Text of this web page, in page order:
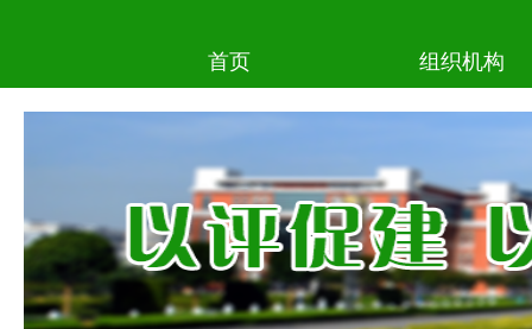
首页 组织机构